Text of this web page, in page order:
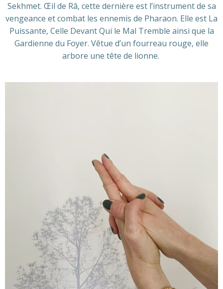
Sekhmet. Œil de Râ, cette dernière est l’instrument de sa
vengeance et combat les ennemis de Pharaon. Elle est La
Puissante, Celle Devant Qui le Mal Tremble ainsi que la
Gardienne du Foyer. Vêtue d’un fourreau rouge, elle
arbore une tête de lionne.